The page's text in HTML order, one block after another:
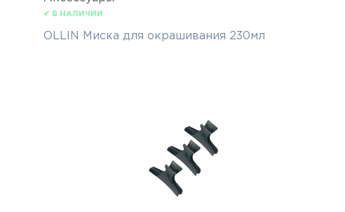
✔ В НАЛИЧИИ
OLLIN Миска для окрашивания 230мл